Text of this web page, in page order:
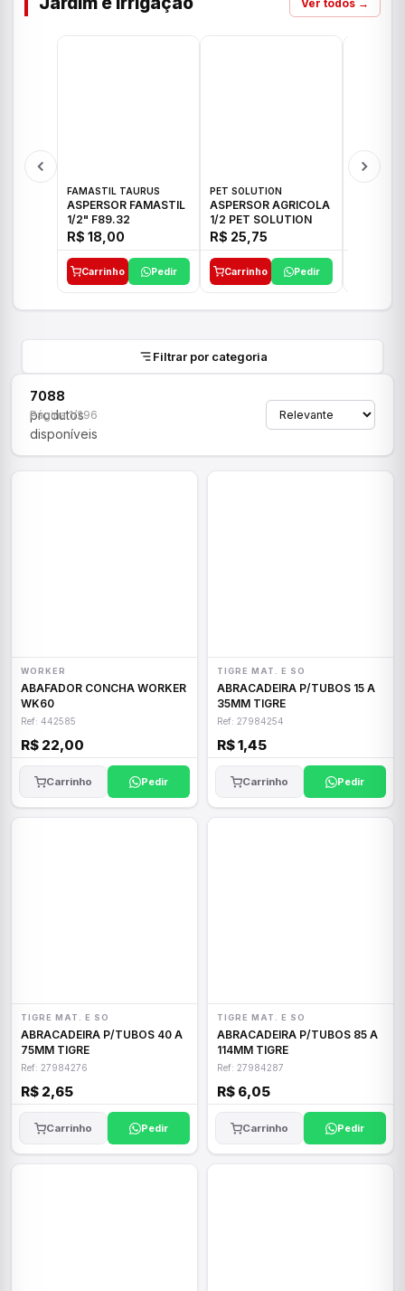
Ver todos →
FAMASTIL TAURUS
ASPERSOR FAMASTIL
1/2" F89.32
R$ 18,00
Carrinho Pedir
PET SOLUTION
ASPERSOR AGRICOLA
1/2 PET SOLUTION
R$ 25,75
Carrinho Pedir
Filtrar por categoria
7088
produtos
disponíveis
Página 1/296
WORKER
ABAFADOR CONCHA WORKER
WK60
Ref: 442585
R$ 22,00
Carrinho Pedir
TIGRE MAT. E SO
ABRACADEIRA P/TUBOS 15 A
35MM TIGRE
Ref: 27984254
R$ 1,45
Carrinho Pedir
TIGRE MAT. E SO
ABRACADEIRA P/TUBOS 40 A
75MM TIGRE
Ref: 27984276
R$ 2,65
Carrinho Pedir
TIGRE MAT. E SO
ABRACADEIRA P/TUBOS 85 A
114MM TIGRE
Ref: 27984287
R$ 6,05
Carrinho Pedir